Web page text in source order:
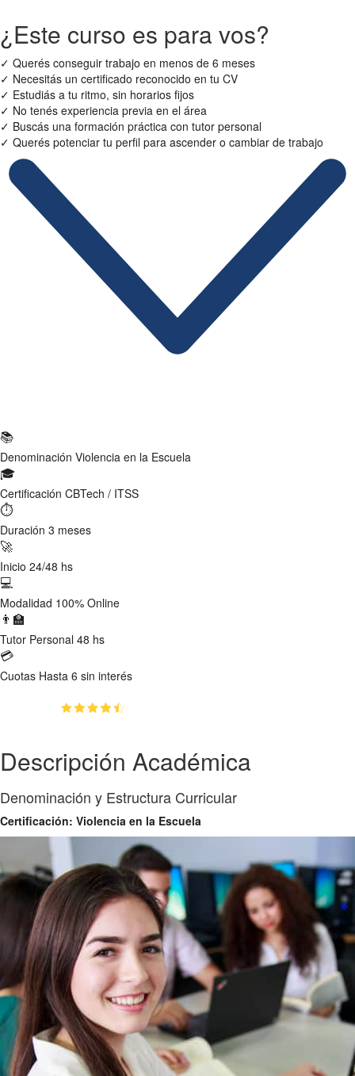
¿Este curso es para vos?
✓ Querés conseguir trabajo en menos de 6 meses
✓ Necesitás un certificado reconocido en tu CV
✓ Estudiás a tu ritmo, sin horarios fijos
✓ No tenés experiencia previa en el área
✓ Buscás una formación práctica con tutor personal
✓ Querés potenciar tu perfil para ascender o cambiar de trabajo
📚
Denominación Violencia en la Escuela
🎓
Certificación CBTech / ITSS
⏱
Duración 3 meses
🚀
Inicio 24/48 hs
💻
Modalidad 100% Online
👨‍🏫
Tutor Personal 48 hs
💳
Cuotas Hasta 6 sin interés
Descripción Académica
Denominación y Estructura Curricular
Certificación: Violencia en la Escuela